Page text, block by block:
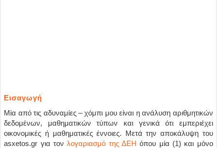
Εισαγωγή
Μία από τις αδυναμίες – χόμπι μου είναι η ανάλυση αριθμητικών
δεδομένων, μαθηματικών τύπων και γενικά ότι εμπεριέχει
οικονομικές ή μαθηματικές έννοιες. Μετά την αποκάλυψη του
asxetos.gr για τονλογαριασμό της ΔΕΗ όπου μία (1) και μόνο